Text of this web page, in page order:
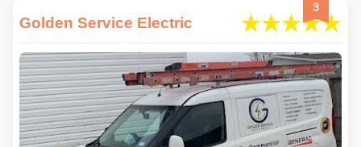
3
Golden Service Electric